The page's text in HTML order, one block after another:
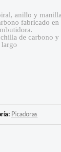
anillo y
fabricado en
de carbono y
Picadoras